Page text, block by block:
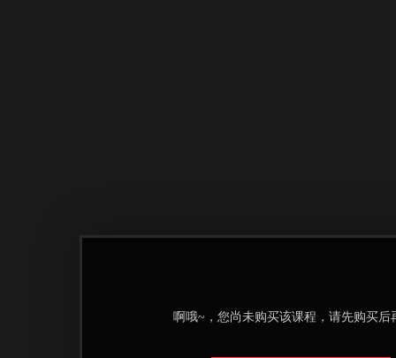
啊哦~，您尚未购买该课程，请先购买后